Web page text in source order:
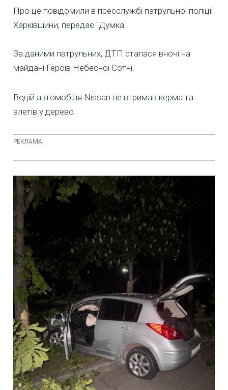
Про це повідомили в пресслужбі патрульної поліції
Харківщини, передає "Думка".
За даними патрульних, ДТП сталася вночі на
майдані Героїв Небесної Сотні.
Водій автомобіля Nissan не втримав керма та
влетів у дерево.